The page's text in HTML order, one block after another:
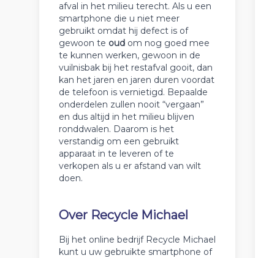
afval in het milieu terecht. Als u een
smartphone die u niet meer
gebruikt omdat hij defect is of
gewoon te oud om nog goed mee
te kunnen werken, gewoon in de
vuilnisbak bij het restafval gooit, dan
kan het jaren en jaren duren voordat
de telefoon is vernietigd. Bepaalde
onderdelen zullen nooit “vergaan”
en dus altijd in het milieu blijven
ronddwalen. Daarom is het
verstandig om een gebruikt
apparaat in te leveren of te
verkopen als u er afstand van wilt
doen.
Over Recycle Michael
Bij het online bedrijf Recycle Michael
kunt u uw gebruikte smartphone of